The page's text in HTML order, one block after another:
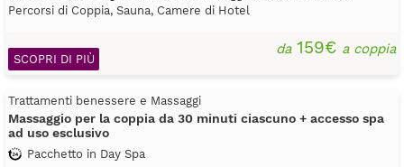
Percorsi di Coppia, Sauna, Camere di Hotel
da159€ a coppia
SCOPRI DI PIÙ
Trattamenti benessere e Massaggi
Massaggio per la coppia da 30 minuti ciascuno + accesso spa
ad uso esclusivo
Pacchetto in Day Spa